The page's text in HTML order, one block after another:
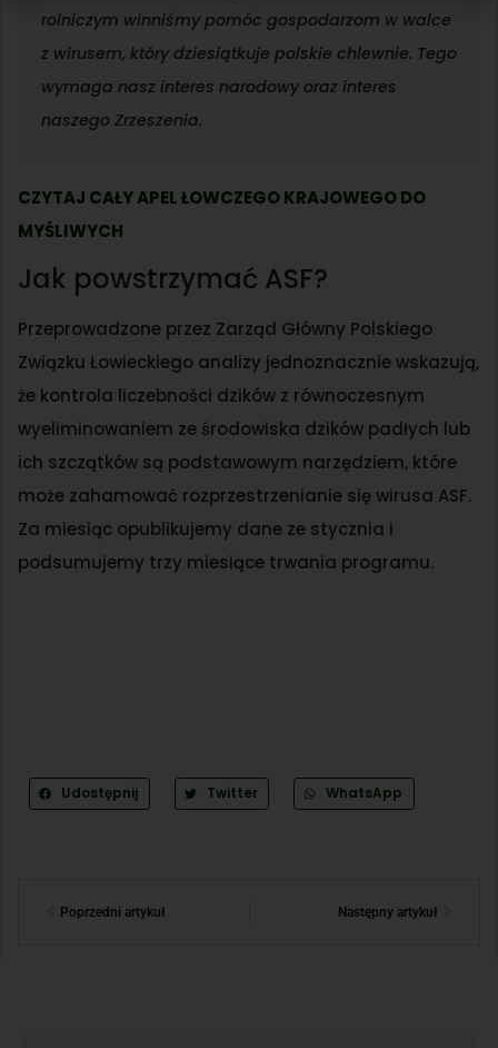
rolniczym winniśmy pomóc gospodarzom w walce
z wirusem, który dziesiątkuje polskie chlewnie. Tego
wymaga nasz interes narodowy oraz interes
naszego Zrzeszenia.
CZYTAJ CAŁY APEL ŁOWCZEGO KRAJOWEGO DO
MYŚLIWYCH
Jak powstrzymać ASF?
Przeprowadzone przez Zarząd Główny Polskiego
Związku Łowieckiego analizy jednoznacznie wskazują,
że kontrola liczebności dzików z równoczesnym
wyeliminowaniem ze środowiska dzików padłych lub
ich szczątków są podstawowym narzędziem, które
może zahamować rozprzestrzenianie się wirusa ASF.
Za miesiąc opublikujemy dane ze stycznia i
podsumujemy trzy miesiące trwania programu.
Udostępnij Twitter WhatsApp
Poprzedni artykuł Następny artykuł